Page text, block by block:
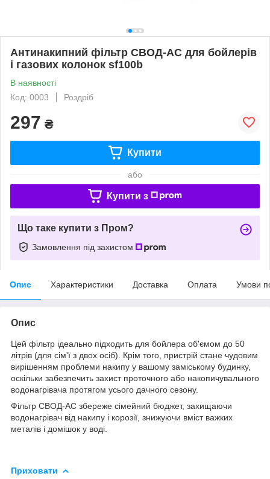
Антинакипний фільтр СВОД-АС для бойлерів
і газових колонок sf100b
В наявності
Код: 0003
Роздріб
297 ₴
Купити
або
Купити з
Що таке купити з Пром?
Замовлення під захистом
Опис Характеристики Доставка Оплата Умови
Опис
Цей фільтр ідеально підходить для бойлера об'ємом до 50
літрів (для сім'ї з двох осіб). Крім того, пристрій стане чудовим
вирішенням проблеми накипу у вашому заміському будинку,
оскільки забезпечить захист проточного або накопичувального
водонагрівача протягом усього дачного сезону.
Фільтр СВОД-АС збереже сімейний бюджет, захищаючи
водонагрівач від накипу і корозії, знижуючи вміст важких
металів і домішок у воді.
Приховати